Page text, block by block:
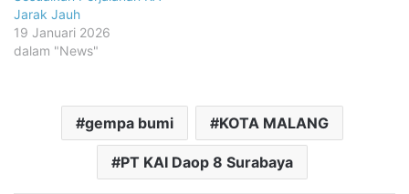
Jarak Jauh
19 Januari 2026
dalam "News"
gempa bumi KOTA MALANG
PT KAI Daop 8 Surabaya